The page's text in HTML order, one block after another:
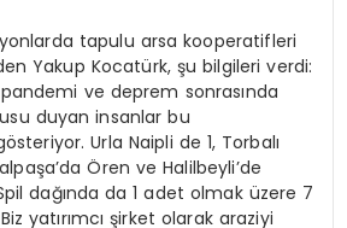
tapulu arsa kooperatifleri
Yakup Kocatürk, şu bilgileri verdi:
ve deprem sonrasında
duyan insanlar bu
Urla Naipli de 1, Torbalı
Ören ve Halilbeyli’de
dağında da 1 adet olmak üzere 7
yatırımcı şirket olarak araziyi